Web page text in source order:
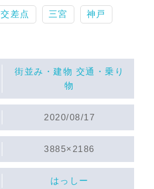
交差点 三宮 神戸
街並み・建物 交通・乗り
物
2020/08/17
3885×2186
はっしー